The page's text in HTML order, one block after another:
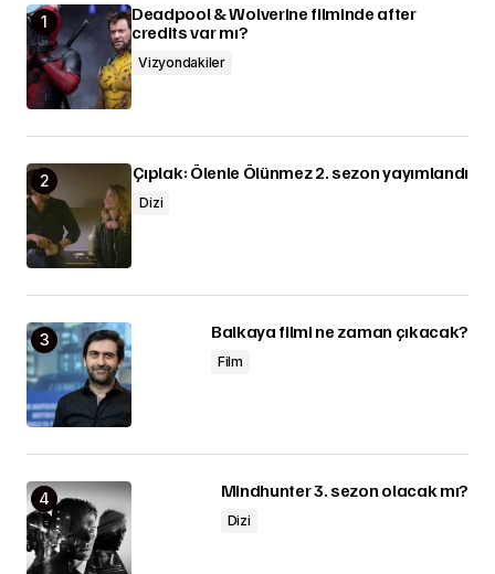
Deadpool & Wolverine filminde after
credits var mı?
Vizyondakiler
Çıplak: Ölenle Ölünmez 2. sezon yayımlandı
Dizi
Balkaya filmi ne zaman çıkacak?
Film
Mindhunter 3. sezon olacak mı?
Dizi